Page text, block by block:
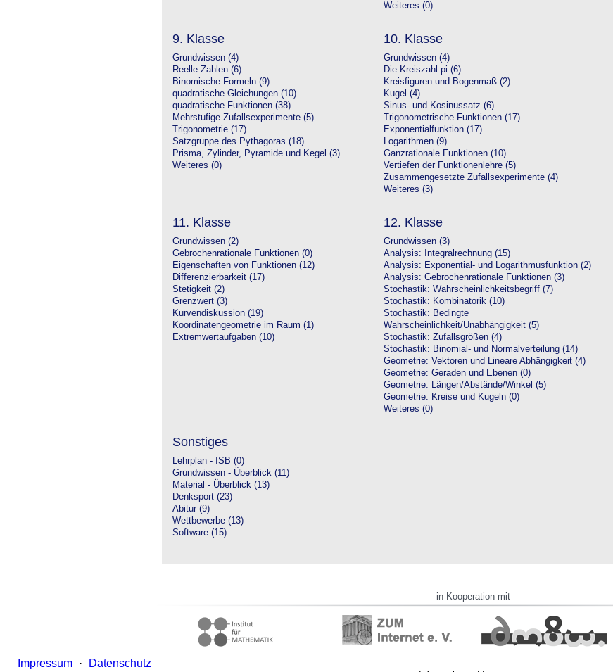
Weiteres (0)
9. Klasse
Grundwissen (4)
Reelle Zahlen (6)
Binomische Formeln (9)
quadratische Gleichungen (10)
quadratische Funktionen (38)
Mehrstufige Zufallsexperimente (5)
Trigonometrie (17)
Satzgruppe des Pythagoras (18)
Prisma, Zylinder, Pyramide und Kegel (3)
Weiteres (0)
10. Klasse
Grundwissen (4)
Die Kreiszahl pi (6)
Kreisfiguren und Bogenmaß (2)
Kugel (4)
Sinus- und Kosinussatz (6)
Trigonometrische Funktionen (17)
Exponentialfunktion (17)
Logarithmen (9)
Ganzrationale Funktionen (10)
Vertiefen der Funktionenlehre (5)
Zusammengesetzte Zufallsexperimente (4)
Weiteres (3)
11. Klasse
Grundwissen (2)
Gebrochenrationale Funktionen (0)
Eigenschaften von Funktionen (12)
Differenzierbarkeit (17)
Stetigkeit (2)
Grenzwert (3)
Kurvendiskussion (19)
Koordinatengeometrie im Raum (1)
Extremwertaufgaben (10)
12. Klasse
Grundwissen (3)
Analysis: Integralrechnung (15)
Analysis: Exponential- und Logarithmusfunktion (2)
Analysis: Gebrochenrationale Funktionen (3)
Stochastik: Wahrscheinlichkeitsbegriff (7)
Stochastik: Kombinatorik (10)
Stochastik: Bedingte
Wahrscheinlichkeit/Unabhängigkeit (5)
Stochastik: Zufallsgrößen (4)
Stochastik: Binomial- und Normalverteilung (14)
Geometrie: Vektoren und Lineare Abhängigkeit (4)
Geometrie: Geraden und Ebenen (0)
Geometrie: Längen/Abstände/Winkel (5)
Geometrie: Kreise und Kugeln (0)
Weiteres (0)
Sonstiges
Lehrplan - ISB (0)
Grundwissen - Überblick (11)
Material - Überblick (13)
Denksport (23)
Abitur (9)
Wettbewerbe (13)
Software (15)
in Kooperation mit
Impressum · Datenschutz